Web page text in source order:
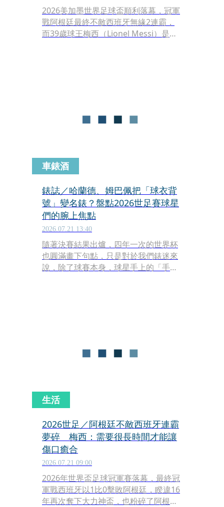
2026美加墨世界足球盃順利落幕，冠軍
戰阿根廷最終不敵西班牙無緣2連霸，
而39歲球王梅西（Lionel Messi）是否
車錶酒
錶誌／哈蘭德、姆巴佩把「球衣背
號」變名錶？盤點2026世足賽球星
們的腕上焦點
2026.07.21 13:40
隨著決賽結果出爐，四年一次的世界杯
也圓滿畫下句點，只是對於我們錶迷來
說，除了球賽本身，球星手上的「手
球球迷手機裡的球員，可能不到十個。
生活
2026世足／阿根廷不敵西班牙連霸
夢碎 梅西：需要很長時間才能讓
傷口癒合
2026.07.21 09:00
2026年世界盃足球冠軍賽落幕，最終冠
軍戰西班牙以1比0擊敗阿根廷，睽違16
年再次奪下大力神盃，也粉碎了阿根廷